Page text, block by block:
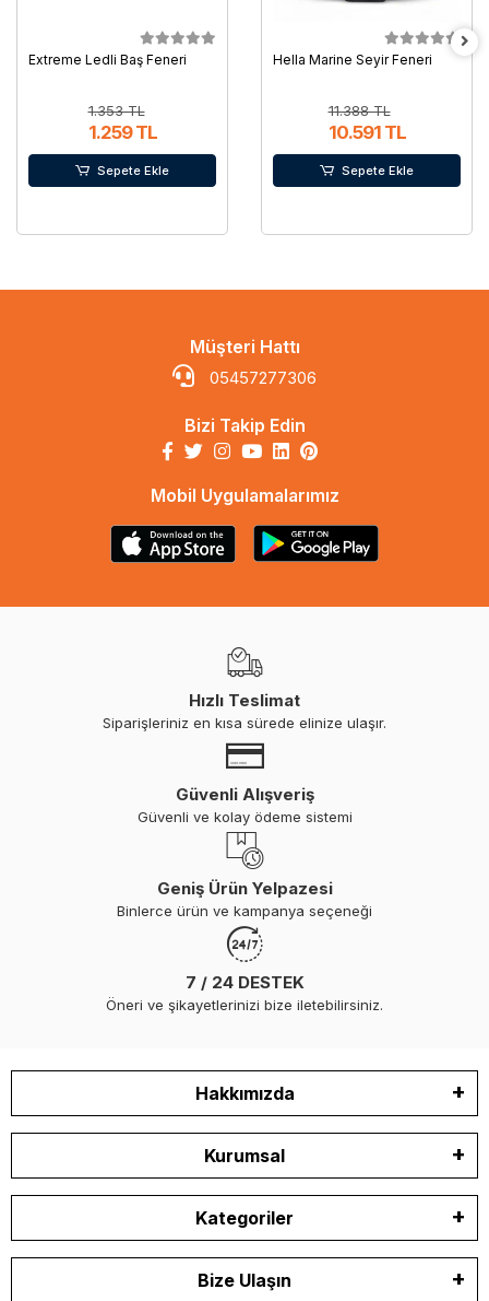
Extreme Ledli Baş Feneri
1.353 TL
1.259 TL
Sepete Ekle
Hella Marine Seyir Feneri
11.388 TL
10.591 TL
Sepete Ekle
Müşteri Hattı
05457277306
Bizi Takip Edin
Mobil Uygulamalarımız
Hızlı Teslimat
Siparişleriniz en kısa sürede elinize ulaşır.
Güvenli Alışveriş
Güvenli ve kolay ödeme sistemi
Geniş Ürün Yelpazesi
Binlerce ürün ve kampanya seçeneği
7 / 24 DESTEK
Öneri ve şikayetlerinizi bize iletebilirsiniz.
Hakkımızda
Kurumsal
Kategoriler
Bize Ulaşın